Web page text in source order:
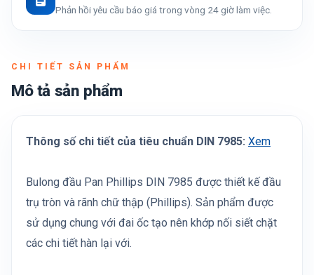
Phản hồi yêu cầu báo giá trong vòng 24 giờ làm việc.
CHI TIẾT SẢN PHẨM
Mô tả sản phẩm
Thông số chi tiết của tiêu chuẩn DIN 7985: Xem
Bulong đầu Pan Phillips DIN 7985 được thiết kế đầu
trụ tròn và rãnh chữ thập (Phillips). Sản phẩm được
sử dụng chung với đai ốc tạo nên khớp nối siết chặt
các chi tiết hàn lại với.